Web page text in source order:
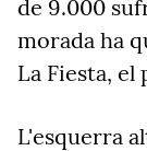
de 9.000
morada ha
La Fiesta,
L'esquerra